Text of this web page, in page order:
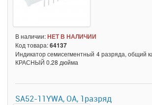
В наличии:НЕТ В НАЛИЧИИ
Код товара:64137
Индикатор семисегментный 4 разряда, общий
КРАСНЫЙ 0.28 дюйма
SA52-11YWA, OA, 1разряд